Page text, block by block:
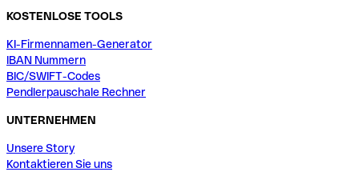
KOSTENLOSE TOOLS
KI-Firmennamen-Generator
IBAN Nummern
BIC/SWIFT-Codes
Pendlerpauschale Rechner
UNTERNEHMEN
Unsere Story
Kontaktieren Sie uns